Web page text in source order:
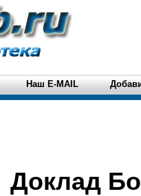
Наш E-MAIL
Доклад